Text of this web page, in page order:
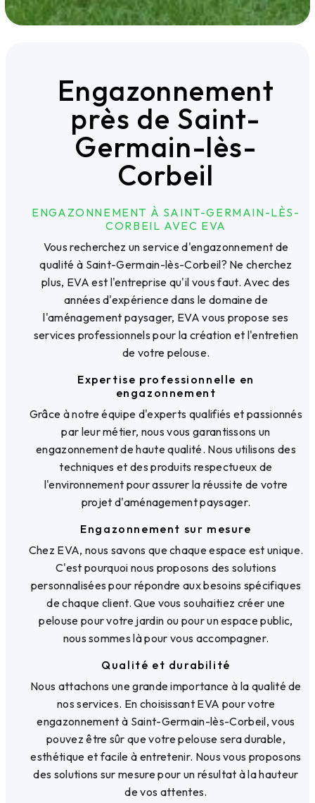
Engazonnement
près de Saint-
Germain-lès-
Corbeil
ENGAZONNEMENT À SAINT-GERMAIN-LÈS-
CORBEIL AVEC EVA
Vous recherchez un service d'engazonnement de
qualité à Saint-Germain-lès-Corbeil? Ne cherchez
plus, EVA est l'entreprise qu'il vous faut. Avec des
années d'expérience dans le domaine de
l'aménagement paysager, EVA vous propose ses
services professionnels pour la création et l'entretien
de votre pelouse.
Expertise professionnelle en
engazonnement
Grâce à notre équipe d'experts qualifiés et passionnés
par leur métier, nous vous garantissons un
engazonnement de haute qualité. Nous utilisons des
techniques et des produits respectueux de
l'environnement pour assurer la réussite de votre
projet d'aménagement paysager.
Engazonnement sur mesure
Chez EVA, nous savons que chaque espace est unique.
C'est pourquoi nous proposons des solutions
personnalisées pour répondre aux besoins spécifiques
de chaque client. Que vous souhaitiez créer une
pelouse pour votre jardin ou pour un espace public,
nous sommes là pour vous accompagner.
Qualité et durabilité
Nous attachons une grande importance à la qualité de
nos services. En choisissant EVA pour votre
engazonnement à Saint-Germain-lès-Corbeil, vous
pouvez être sûr que votre pelouse sera durable,
esthétique et facile à entretenir. Nous vous proposons
des solutions sur mesure pour un résultat à la hauteur
de vos attentes.